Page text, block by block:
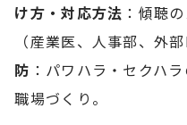
け方・対応方法 ：傾聴
（産業医、人事部、外部
防 ：パワハラ・セクハ
職場づくり。